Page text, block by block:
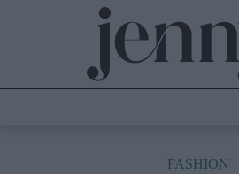
Culture
FASHION